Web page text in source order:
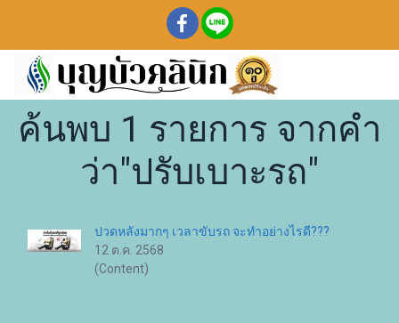
ค้นพบ 1 รายการ จากคำ
ว่า"ปรับเบาะรถ"
ปวดหลังมากๆ เวลาขับรถ จะทำอย่างไรดี???
12 ต.ค. 2568
(Content)